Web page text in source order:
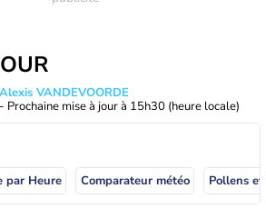
Alexis VANDEVOORDE
- Prochaine mise à jour à 15h30 (heure locale)
par Heure Comparateur météo Pollens